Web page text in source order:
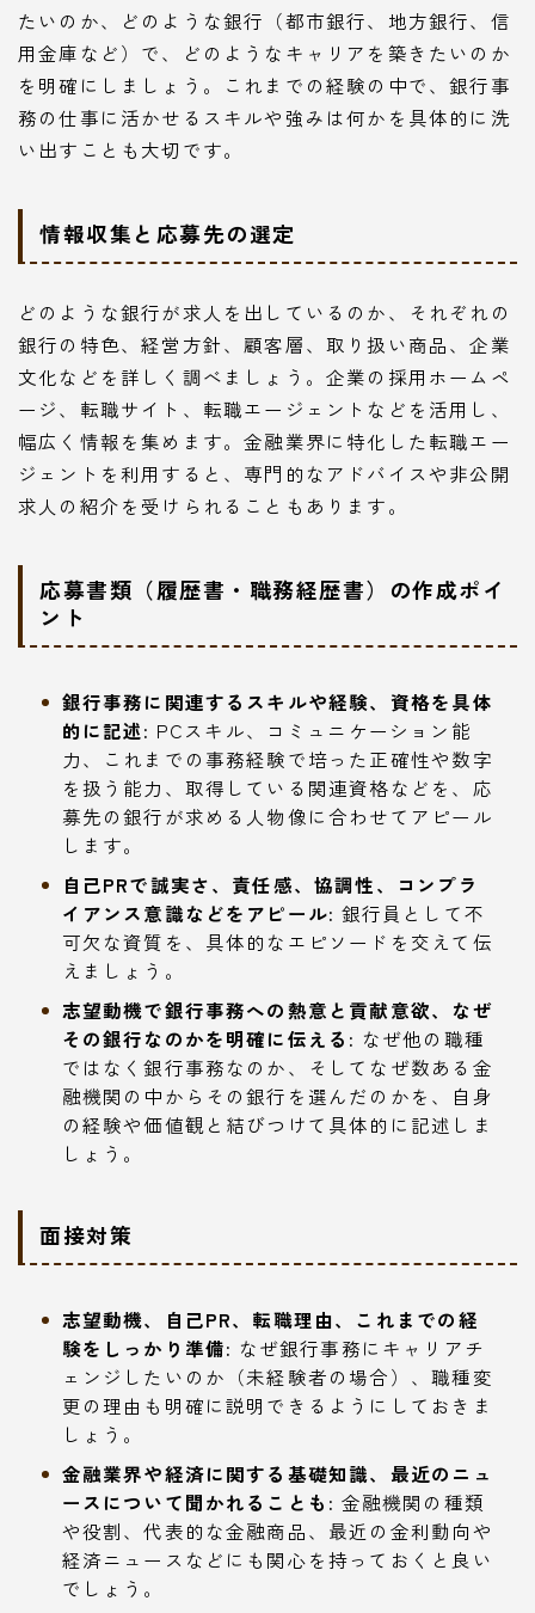
たいのか、どのような銀行（都市銀行、地方銀行、信
用金庫など）で、どのようなキャリアを築きたいのか
を明確にしましょう。これまでの経験の中で、銀行事
務の仕事に活かせるスキルや強みは何かを具体的に洗
い出すことも大切です。
情報収集と応募先の選定
どのような銀行が求人を出しているのか、それぞれの
銀行の特色、経営方針、顧客層、取り扱い商品、企業
文化などを詳しく調べましょう。企業の採用ホームペ
ージ、転職サイト、転職エージェントなどを活用し、
幅広く情報を集めます。金融業界に特化した転職エー
ジェントを利用すると、専門的なアドバイスや非公開
求人の紹介を受けられることもあります。
応募書類（履歴書・職務経歴書）の作成ポイ
ント
銀行事務に関連するスキルや経験、資格を具体
的に記述: PCスキル、コミュニケーション能
力、これまでの事務経験で培った正確性や数字
を扱う能力、取得している関連資格などを、応
募先の銀行が求める人物像に合わせてアピール
します。
自己PRで誠実さ、責任感、協調性、コンプラ
イアンス意識などをアピール: 銀行員として不
可欠な資質を、具体的なエピソードを交えて伝
えましょう。
志望動機で銀行事務への熱意と貢献意欲、なぜ
その銀行なのかを明確に伝える: なぜ他の職種
ではなく銀行事務なのか、そしてなぜ数ある金
融機関の中からその銀行を選んだのかを、自身
の経験や価値観と結びつけて具体的に記述しま
しょう。
面接対策
志望動機、自己PR、転職理由、これまでの経
験をしっかり準備: なぜ銀行事務にキャリアチ
ェンジしたいのか（未経験者の場合）、職種変
更の理由も明確に説明できるようにしておきま
しょう。
金融業界や経済に関する基礎知識、最近のニュ
ースについて聞かれることも: 金融機関の種類
や役割、代表的な金融商品、最近の金利動向や
経済ニュースなどにも関心を持っておくと良い
でしょう。